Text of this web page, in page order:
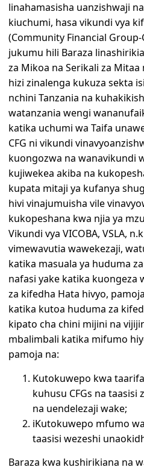
linahamasisha uanzishwaji
kiuchumi, hasa vikundi vya
(Community Financial Group-
jukumu hili Baraza
za Mikoa na Serikali za Mitaa
hizi zinalenga kukuza sekta
nchini Tanzania na
watanzania wengi
katika uchumi wa Taifa
CFG ni vikundi
kuongozwa na wanavikundi
kujiwekea akiba na
kupata mitaji ya kufanya
hivi vinajumuisha vile
kukopeshana kwa njia ya
Vikundi vya VICOBA, VSLA,
vimewavutia wawekezaji,
katika masuala ya huduma
nafasi yake katika kuongeza
za kifedha Hata hivyo,
katika kutoa huduma za
kipato cha chini mijini na
mbalimbali katika mifumo
pamoja na:
Kutokuwepo kwa
kuhusu CFGs na taasisi
na uendelezaji wake;
iKutokuwepo mfumo
taasisi wezeshi
Baraza kwa kushirikiana na